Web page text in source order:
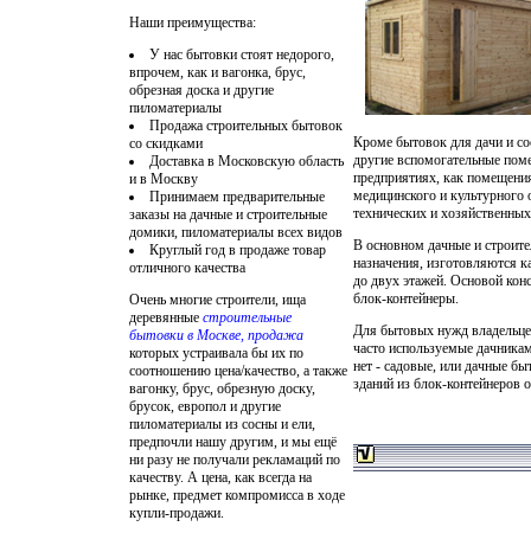
Наши преимущества:
У нас бытовки стоят недорого,
впрочем, как и вагонка, брус,
обрезная доска и другие
пиломатериалы
Продажа строительных бытовок
со скидками
Доставка в Московскую область
и в Москву
Принимаем предварительные
заказы на дачные и строительные
домики, пиломатериалы всех видов
Круглый год в продаже товар
отличного качества
Очень многие строители, ища
деревянные строительные
бытовки в Москве, продажа
которых устраивала бы их по
соотношению цена/качество, а также
вагонку, брус, обрезную доску,
брусок, европол и другие
пиломатериалы из сосны и ели,
предпочли нашу другим, и мы ещё
ни разу не получали рекламаций по
качеству. А цена, как всегда на
рынке, предмет компромисса в ходе
купли-продажи.
Кроме бытовок для дачи и
другие вспомогательные
предприятиях, как
медицинского и
технических и
В основном дачные и
назначения, изготовляются
до двух этажей. Основой
блок-контейнеры.
Для бытовых нужд
часто используемые
нет - садовые, или дачные
зданий из блок-